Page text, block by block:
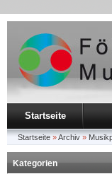
Startseite
Startseite »Archiv »
Kategorien